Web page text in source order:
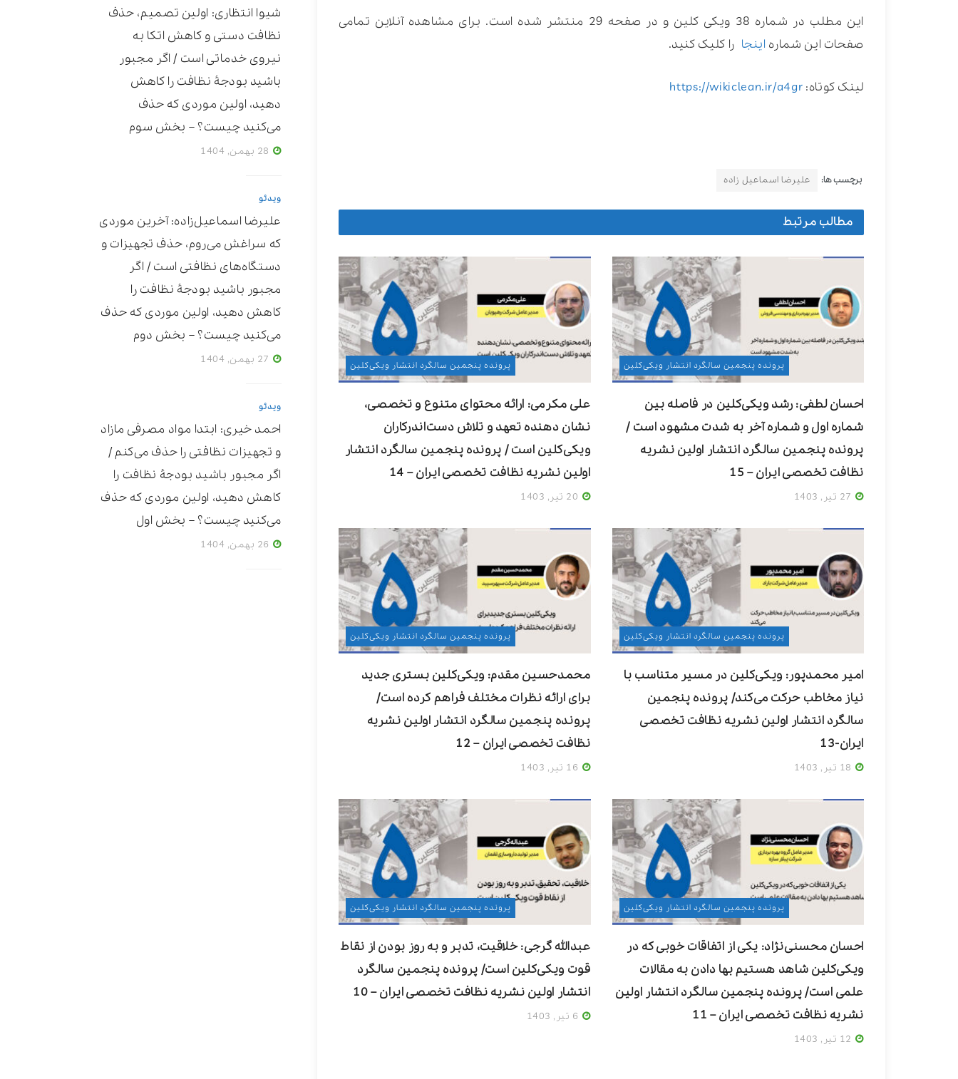
این مطلب در شماره 38 ویکی کلین و در صفحه 29 منتشر شده است. برای مشاهده آنلاین تمامی
صفحات این شماره اینجا را کلیک کنید.
لینک کوتاه: https://wikiclean.ir/a4gr
برچسب ها: علیرضا اسماعیل زاده
مطالب مرتبط
پرونده پنجمین سالگرد انتشار ویکی‌کلین
احسان لطفی: رشد ویکی‌کلین در فاصله بین
شماره اول و شماره آخر به شدت مشهود است /
پرونده پنجمین سالگرد انتشار اولین نشریه
نظافت تخصصی ایران – 15
پرونده پنجمین سالگرد انتشار ویکی‌کلین
علی مکرمی: ارائه محتوای متنوع و تخصصی،
نشان دهنده تعهد و تلاش دست‌اندرکاران
ویکی‌کلین است / پرونده پنجمین سالگرد انتشار
اولین نشریه نظافت تخصصی ایران – 14
پرونده پنجمین سالگرد انتشار ویکی‌کلین
امیر محمدپور: ویکی‌کلین در مسیر متناسب با
نیاز مخاطب حرکت می‌کند/ پرونده پنجمین
سالگرد انتشار اولین نشریه نظافت تخصصی
ایران-13
پرونده پنجمین سالگرد انتشار ویکی‌کلین
محمدحسین مقدم: ویکی‌کلین بستری جدید
برای ارائه نظرات مختلف فراهم کرده است/
پرونده پنجمین سالگرد انتشار اولین نشریه
نظافت تخصصی ایران – 12
پرونده پنجمین سالگرد انتشار ویکی‌کلین
احسان محسنی‌نژاد: یکی از اتفاقات خوبی که در
ویکی‌کلین شاهد هستیم بها دادن به مقالات
علمی است/ پرونده پنجمین سالگرد انتشار اولین
نشریه نظافت تخصصی ایران – 11
پرونده پنجمین سالگرد انتشار ویکی‌کلین
عبدالله گرجی: خلاقیت، تدبر و به روز بودن از نقاط
قوت ویکی‌کلین است/ پرونده پنجمین سالگرد
انتشار اولین نشریه نظافت تخصصی ایران – 10
شیوا انتظاری: اولین تصمیم، حذف
نظافت دستی و کاهش اتکا به
نیروی خدماتی است / اگر مجبور
باشید بودجۀ نظافت را کاهش
دهید، اولین موردی که حذف
می‌کنید چیست؟ – بخش سوم
ویدئو
علیرضا اسماعیل‌زاده: آخرین موردی
که سراغش می‌روم، حذف تجهیزات و
دستگاه‌های نظافتی است / اگر
مجبور باشید بودجۀ نظافت را
کاهش دهید، اولین موردی که حذف
می‌کنید چیست؟ – بخش دوم
ویدئو
احمد خیری: ابتدا مواد مصرفی مازاد
و تجهیزات نظافتی را حذف می‌کنم /
اگر مجبور باشید بودجۀ نظافت را
کاهش دهید، اولین موردی که حذف
می‌کنید چیست؟ – بخش اول